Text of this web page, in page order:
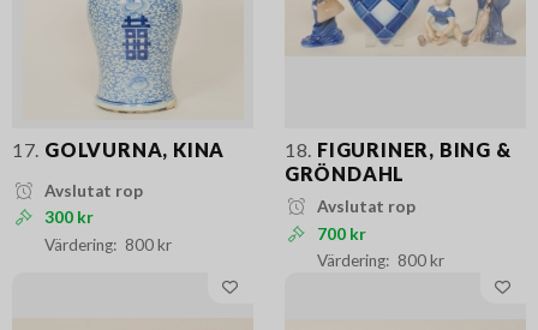
17. GOLVURNA, KINA
Avslutat rop
300 kr
800 kr
18. FIGURINER, BING &
GRÖNDAHL
Avslutat rop
700 kr
800 kr